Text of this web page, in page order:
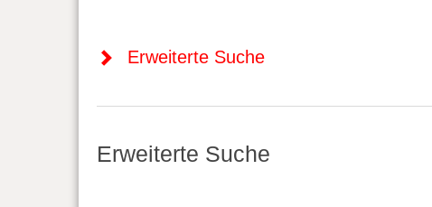
Erweiterte Suche
Erweiterte Suche